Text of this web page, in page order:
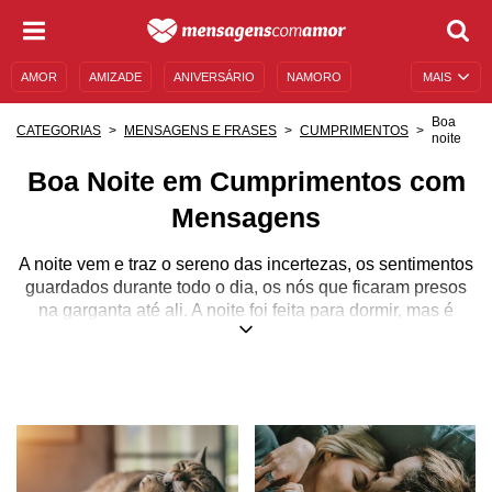
MAIS
AMOR AMIZADE ANIVERSÁRIO NAMORO
CATEGORIAS MENSAGENS E FRASES CUMPRIMENTOS
Boa
noite
Boa Noite em Cumprimentos com
Mensagens
A noite vem e traz o sereno das incertezas, os sentimentos
guardados durante todo o dia, os nós que ficaram presos
na garganta até ali. A noite foi feita para dormir, mas é
nesse momento em que temos muitos pensamentos vagos
uma mensagem ao final do dia sempre vai bem.
Aqui, no Mensagens com Amor, você poderá encontrar